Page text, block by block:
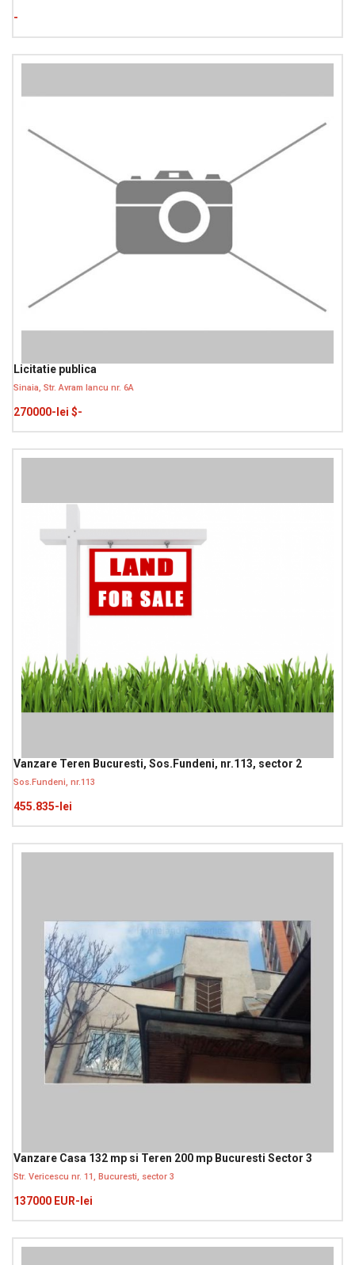
-
Licitatie publica
Sinaia, Str. Avram Iancu nr. 6A
270000-lei $-
Vanzare Teren Bucuresti, Sos.Fundeni, nr.113, sector 2
Sos.Fundeni, nr.113
455.835-lei
Vanzare Casa 132 mp si Teren 200 mp Bucuresti Sector 3
Str. Vericescu nr. 11, Bucuresti, sector 3
137000 EUR-lei